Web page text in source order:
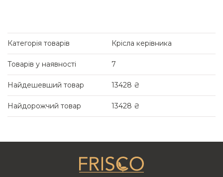
Категорія товарів Крісла керівника
Товарів у наявності 7
Найдешевший товар 13428 ₴
Найдорожчий товар 13428 ₴